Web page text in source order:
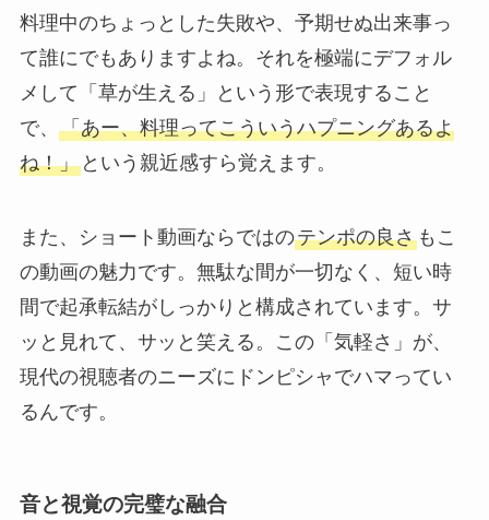
料理中のちょっとした失敗や、予期せぬ出来事っ
て誰にでもありますよね。それを極端にデフォル
メして「草が生える」という形で表現すること
で、 「あー、料理ってこういうハプニングあるよ
ね！」という親近感すら覚えます。
また、ショート動画ならではのテンポの良さもこ
の動画の魅力です。無駄な間が一切なく、短い時
間で起承転結がしっかりと構成されています。サ
ッと見れて、サッと笑える。この「気軽さ」が、
現代の視聴者のニーズにドンピシャでハマってい
るんです。
音と視覚の完璧な融合